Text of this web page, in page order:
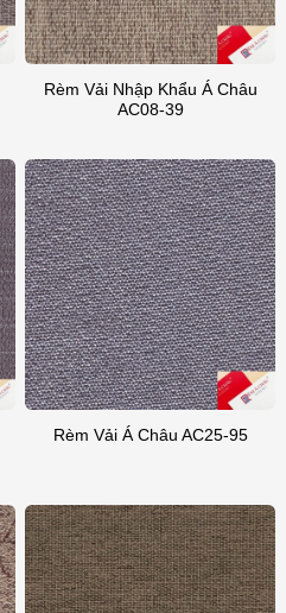
Rèm Vải Nhập Khẩu Á Châu
AC08-39
Rèm Vải Á Châu AC25-95